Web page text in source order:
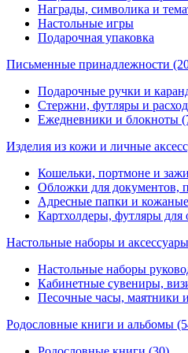
Награды, символика и
Настольные игры
Подарочная упаковка
Письменные принадлежности
Подарочные ручки и
Стержни, футляры и
Ежедневники и блокноты
Изделия из кожи и личные
Кошельки, портмоне и
Обложки для документов,
Адресные папки и
Картхолдеры, футляры
Настольные наборы и аксессуары
Настольные наборы
Кабинетные сувениры,
Песочные часы, маятники
Родословные книги и альбомы